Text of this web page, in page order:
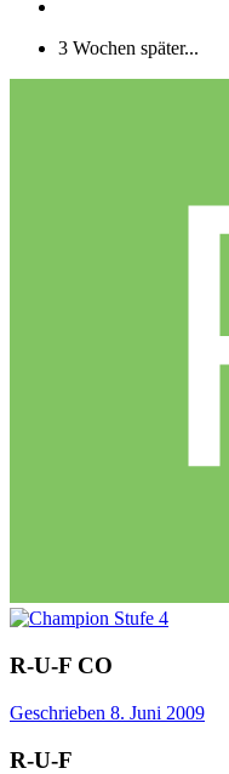
3 Wochen später...
R-U-F CO
Geschrieben 8. Juni 2009
R-U-F